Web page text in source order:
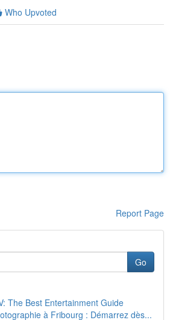
Who Upvoted
Report Page
Go
The Best Entertainment Guide
à Fribourg : Démarrez dès...